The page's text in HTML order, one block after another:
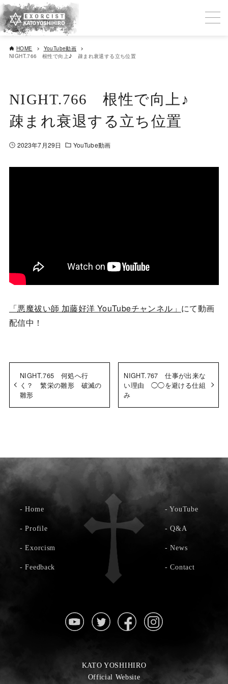
HOME
YouTube動画
NIGHT.766 根性で向上♪ 疎まれ衰退する立ち位置
NIGHT.766 根性で向上♪
疎まれ衰退する立ち位置
2023年7月29日 YouTube動画
「悪魔祓い師 加藤好洋 YouTubeチャンネル」 にて動画
配信中！
NIGHT.765 何処へ行
く？ 繁栄の雛形 破滅の
雛形
NIGHT.767 仕事が出来な
い理由 ◯◯を避ける仕組
み
-Home
-Profile
-Exorcism
-Feedback
-YouTube
-Q&A
-News
-Contact
KATO YOSHIHIRO
Official Website